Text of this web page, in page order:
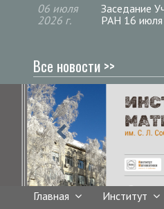
06 июля
2026 г.
Заседание
РАН 16 июля
Все новости >>
Главная Институт